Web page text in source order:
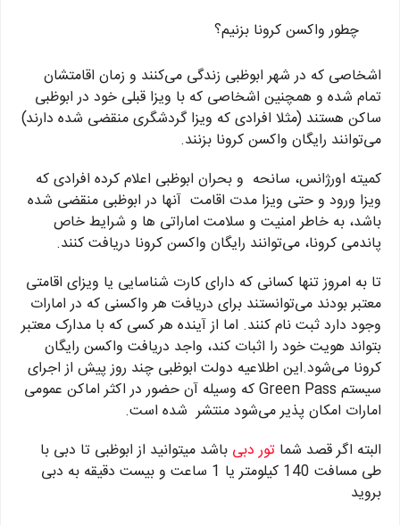
چطور واکسن کرونا بزنیم؟
اشخاصی که در شهر ابوظبی زندگی می‌کنند و زمان اقامتشان
تمام شده و همچنین اشخاصی که با ویزا قبلی خود در ابوظبی
ساکن هستند (مثلا افرادی که ویزا گردشگری منقضی شده دارند)
می‌توانند رایگان واکسن کرونا بزنند.
کمیته اورژانس، سانحه و بحران ابوظبی اعلام کرده افرادی که
ویزا ورود و حتی ویزا مدت اقامت آنها در ابوظبی منقضی شده
باشد، به خاطر امنیت و سلامت اماراتی ها و شرایط خاص
پاندمی کرونا، می‌توانند رایگان واکسن کرونا دریافت کنند.
تا به امروز تنها کسانی که دارای کارت شناسایی یا ویزای اقامتی
معتبر بودند می‌توانستند برای دریافت هر واکسنی که در امارات
وجود دارد ثبت نام کنند. اما از آینده هر کسی که با مدارک معتبر
بتواند هویت خود را اثبات کند، واجد دریافت واکسن رایگان
کرونا می‌شود.این اطلاعیه دولت ابوظبی چند روز پیش از اجرای
سیستم Green Pass که وسیله آن حضور در اکثر اماکن عمومی
امارات امکان پذیر می‌شود منتشر شده است.
البته اگر قصد شماتور دبی باشد میتوانید از ابوظبی تا دبی با
طی مسافت 140 کیلومتر یا 1 ساعت و بیست دقیقه به دبی
بروید